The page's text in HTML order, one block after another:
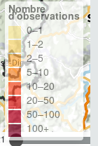
Nombre
d'observations
0–1
1–2
2–5
5–10
10–20
20–50
50–100
100+